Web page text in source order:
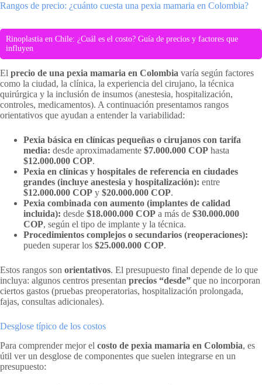
Rangos de precio: ¿cuánto cuesta una pexia mamaria en Colombia?
Rinoplastia en Chile: ¿Cuál es el costo? Guía de precios y factores que
influyen
El precio de una pexia mamaria en Colombia varía según factores
como la ciudad, la clínica, la experiencia del cirujano, la técnica
quirúrgica y la inclusión de insumos (anestesia, hospitalización,
controles, medicamentos). A continuación presentamos rangos
orientativos que ayudan a entender la variabilidad:
Pexia básica en clínicas pequeñas o cirujanos con tarifa
media: desde aproximadamente $7.000.000 COP hasta
$12.000.000 COP.
Pexia en clínicas y hospitales de referencia en ciudades
grandes (incluye anestesia y hospitalización): entre
$12.000.000 COP y $20.000.000 COP.
Pexia combinada con aumento (implantes de calidad
incluida): desde $18.000.000 COP a más de $30.000.000
COP, según el tipo de implante y la técnica.
Procedimientos complejos o secundarios (reoperaciones):
pueden superar los $25.000.000 COP.
Estos rangos son orientativos. El presupuesto final depende de lo que
incluya: algunos centros presentan precios “desde” que no incorporan
ciertos gastos (pruebas preoperatorias, hospitalización prolongada,
fajas, consultas adicionales).
Desglose típico de los costos
Para comprender mejor el costo de pexia mamaria en Colombia, es
útil ver un desglose de componentes que suelen integrarse en un
presupuesto: